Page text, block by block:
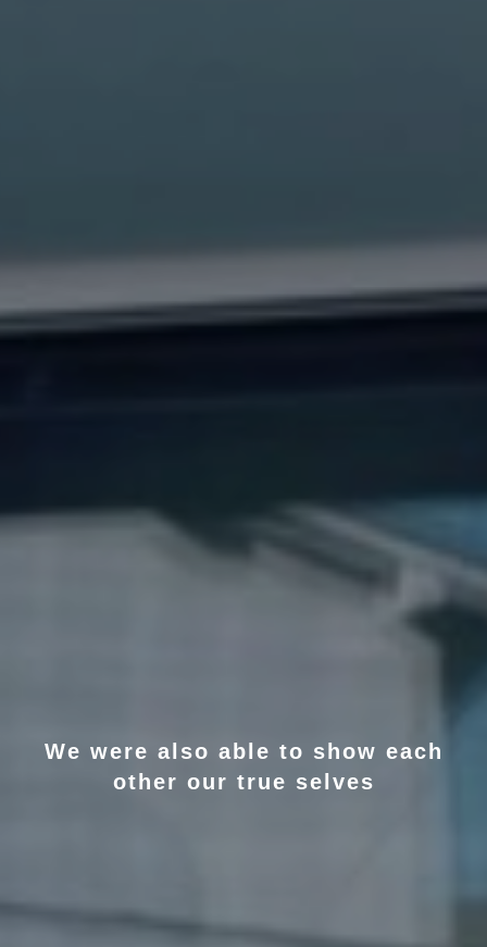
We were also able to show each
other our true selves